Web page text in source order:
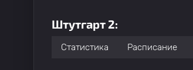
Штутгарт 2:
Статистика Расписание